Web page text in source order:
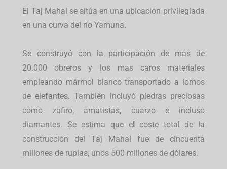
El Taj Mahal se sitúa en una ubicación privilegiada
en una curva del río Yamuna.
Se construyó con la participación de mas de
20.000 obreros y los mas caros materiales
empleando mármol blanco transportado a lomos
de elefantes. También incluyó piedras preciosas
como zafiro, amatistas, cuarzo e incluso
diamantes. Se estima que el coste total de la
construcción del Taj Mahal fue de cincuenta
millones de rupias, unos 500 millones de dólares.